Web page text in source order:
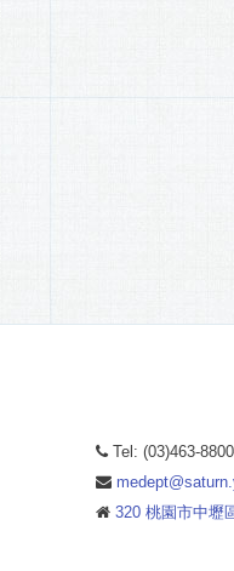
Tel: (03)463-
320 桃園市中壢